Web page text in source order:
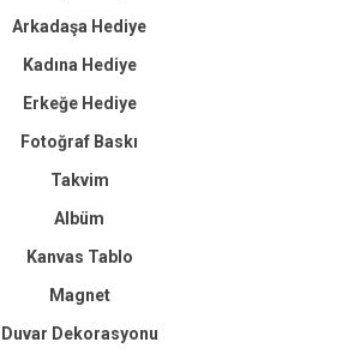
Arkadaşa Hediye
Kadına Hediye
Erkeğe Hediye
Fotoğraf Baskı
Takvim
Albüm
Kanvas Tablo
Magnet
Duvar Dekorasyonu